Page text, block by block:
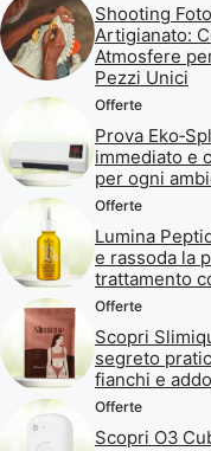
Shooting
Artigianato:
Atmosfere
Pezzi Unici
Offerte
Prova
immediato e
per ogni
Offerte
Lumina
e rassoda la
trattamento
Offerte
Scopri
segreto
fianchi e
Offerte
Scopri O3